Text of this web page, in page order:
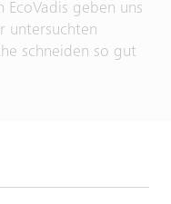
geben uns
untersuchten
schneiden so gut